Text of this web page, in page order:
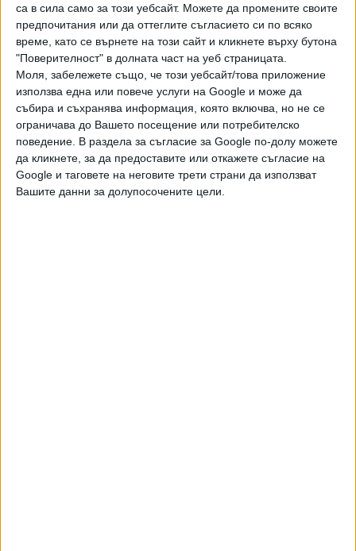
са в сила само за този уебсайт. Можете да промените своите
предпочитания или да оттеглите съгласието си по всяко
време, като се върнете на този сайт и кликнете върху бутона
"Поверителност" в долната част на уеб страницата.
Моля, забележете също, че този уебсайт/това приложение
използва една или повече услуги на Google и може да
събира и съхранява информация, която включва, но не се
ограничава до Вашето посещение или потребителско
поведение. В раздела за съгласие за Google по-долу можете
да кликнете, за да предоставите или откажете съгласие на
Google и таговете на неговите трети страни да използват
Вашите данни за долупосочените цели.
Двама кандидат-президенти се борят за любовта на
Радев
НАЙ-ЧЕТЕНИ днес седмица месец